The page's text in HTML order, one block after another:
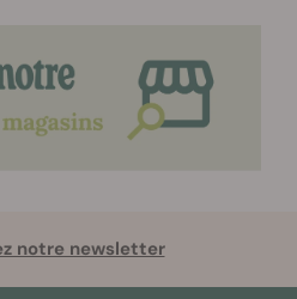
notre newsletter